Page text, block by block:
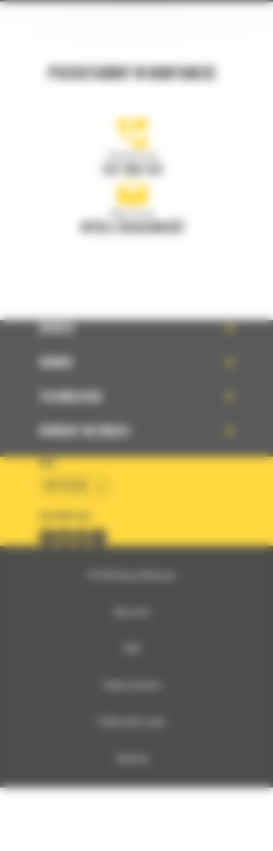
POZOSTAŃMY W KONTAKCIE
Zadzwoń do nas
122 100 122
WYŚLIJ WIADOMOŚĆ
OFERTA
SERWIS
TECHNOLOGIE
DOWIEDZ SIĘ WIĘCEJ
KRAJ